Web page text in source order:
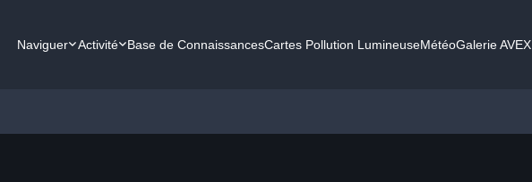
Naviguer Activité Base de ConnaissancesCartes Pollution LumineuseMétéoGalerie AVEX